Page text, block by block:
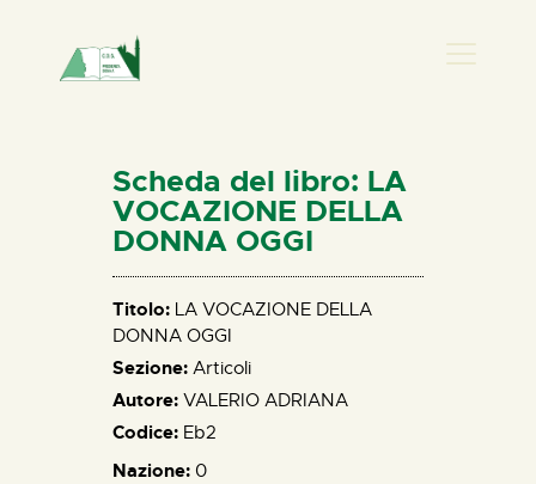
HOME
CHI SIAMO
NEWS
PERCORSI
BIBLIOTECA
ELISA SALERNO
CONTATTI
Scheda del libro: LA
VOCAZIONE DELLA
DONNA OGGI
Titolo: LA VOCAZIONE DELLA
DONNA OGGI
Sezione: Articoli
Autore: VALERIO ADRIANA
Codice: Eb2
Nazione: 0